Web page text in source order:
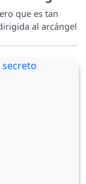
que es tan
al arcángel